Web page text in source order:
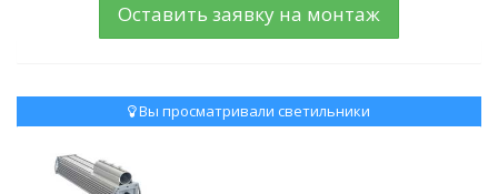
Оставить заявку на монтаж
Вы просматривали светильники